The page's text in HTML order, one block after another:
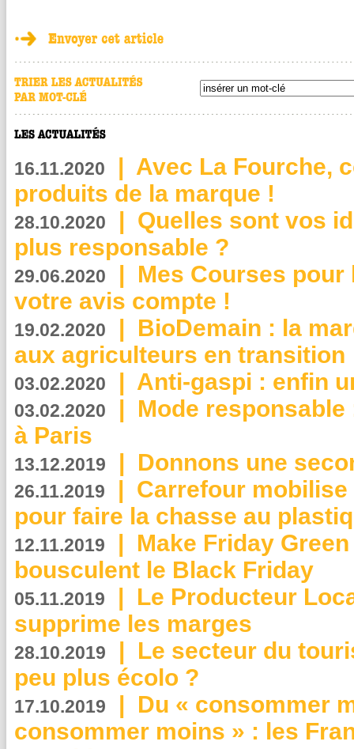
16.11.2020 | Avec La Fourche,
produits de la marque !
28.10.2020 | Quelles sont vos
plus responsable ?
29.06.2020 | Mes Courses pour
votre avis compte !
19.02.2020 | BioDemain : la
aux agriculteurs en transition
03.02.2020 | Anti-gaspi : enfin
03.02.2020 | Mode
à Paris
13.12.2019 | Donnons une
26.11.2019 | Carrefour
pour faire la chasse au
12.11.2019 | Make Friday
bousculent le Black Friday
05.11.2019 | Le Producteur
supprime les marges
28.10.2019 | Le secteur du
peu plus écolo ?
17.10.2019 | Du « consommer
consommer moins » : les